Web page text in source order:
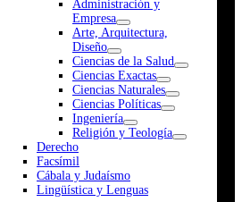
Administración y
Empresa
Arte, Arquitectura,
Diseño
Ciencias de la Salud
Ciencias Exactas
Ciencias Naturales
Ciencias Políticas
Ingeniería
Religión y Teología
Derecho
Facsímil
Cábala y Judaísmo
Lingüística y Lenguas